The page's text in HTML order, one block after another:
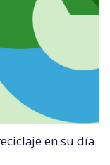
en su día